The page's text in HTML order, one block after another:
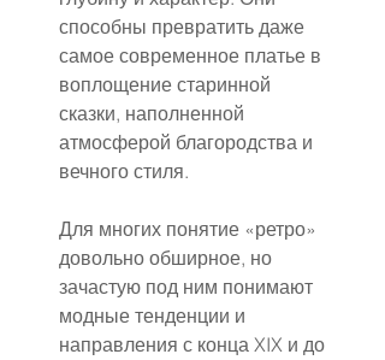
способны превратить даже
самое современное платье в
воплощение старинной
сказки, наполненной
атмосферой благородства и
вечного стиля.
Для многих понятие «ретро»
довольно обширное, но
зачастую под ним понимают
модные тенденции и
направления с конца XIX и до